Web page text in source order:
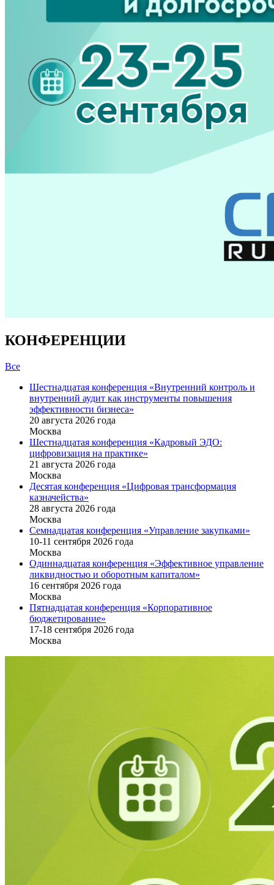
КОНФЕРЕНЦИИ
Все
Шестнадцатая конференция «Внутренний контроль и
внутренний аудит как инструменты повышения
эффективности бизнеса»
20 августа 2026 года
Москва
Шестнадцатая конференция «Кадровый ЭДО:
цифровизация на практике»
21 августа 2026 года
Москва
Десятая конференция «Цифровая трансформация
казначейства»
28 августа 2026 года
Москва
Семнадцатая конференция «Управление закупками»
10-11 сентября 2026 года
Москва
Одиннадцатая конференция «Эффективное управление
ликвидностью и оборотным капиталом»
16 cентября 2026 года
Москва
Пятнадцатая конференция «Корпоративное
бюджетирование»
17-18 сентября 2026 года
Москва